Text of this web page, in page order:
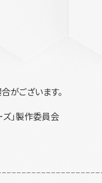
がございます。
」製作委員会